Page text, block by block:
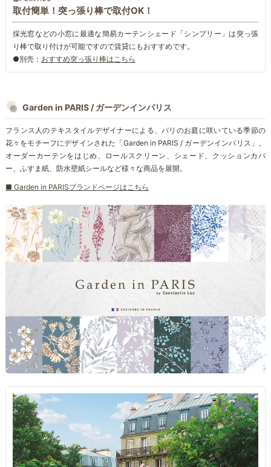
取付簡単！突っ張り棒で取付OK！
採光窓などの小窓に最適な簡易カーテンシェード「シンプリー」は突っ張
り棒で取り付けが可能ですので賃貸にもおすすめです。
●別売： おすすめ突っ張り棒はこちら
Garden in PARIS / ガーデンインパリス
フランス人のテキスタイルデザイナーによる、パリのお庭に咲いている季節の
花々をモチーフにデザインされた「Garden in PARIS / ガーデンインパリス」。
オーダーカーテンをはじめ、ロールスクリーン、シェード、クッションカバ
ー、ふすま紙、防水壁紙シールなど様々な商品を展開。
■ Garden in PARISブランドページはこちら